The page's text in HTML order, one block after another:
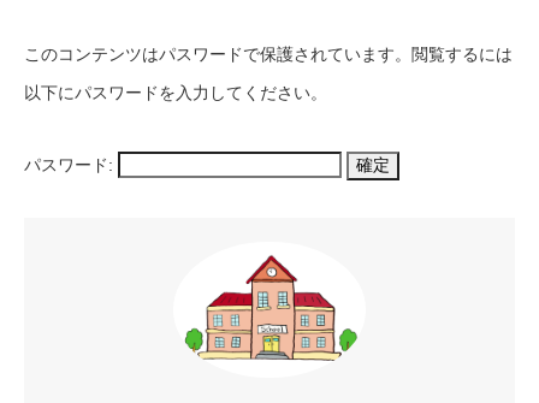
このコンテンツはパスワードで保護されています。閲覧するには
以下にパスワードを入力してください。
パスワード: